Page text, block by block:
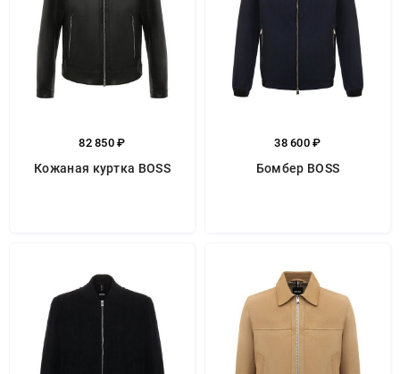
82 850 ₽
Кожаная куртка BOSS
38 600 ₽
Бомбер BOSS